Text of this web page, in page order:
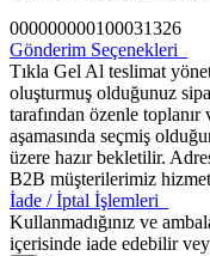
000000000100031326
Gönderim Seçenekleri
Tıkla Gel Al teslimat
oluşturmuş olduğunuz
tarafından özenle toplanır
aşamasında seçmiş
üzere hazır bekletilir.
B2B müşterilerimiz
İade / İptal İşlemleri
Kullanmadığınız ve
içerisinde iade edebilir